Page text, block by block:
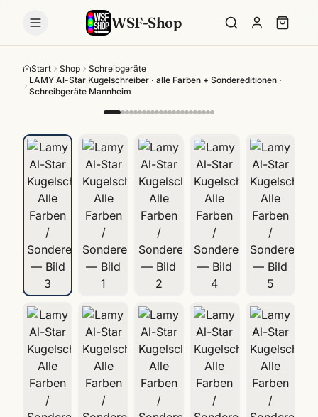
WSF-Shop
Start Shop
Schreibgeräte
LAMY Al-Star Kugelschreiber · alle Farben + Sondereditionen ·
Schreibgeräte Mannheim